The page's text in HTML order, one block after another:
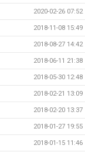
2020-02-26 07:52
2018-11-08 15:49
2018-08-27 14:42
2018-06-11 21:38
2018-05-30 12:48
2018-02-21 13:09
2018-02-20 13:37
2018-01-27 19:55
2018-01-15 11:46